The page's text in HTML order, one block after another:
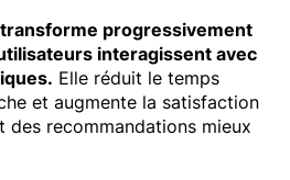
progressivement
interagissent avec
Elle réduit le temps
et augmente la satisfaction
des recommandations mieux